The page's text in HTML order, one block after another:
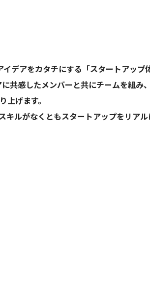
デアをカタチにする「スタートアップ
共感したメンバーと共にチームを組み
げます。
ルがなくともスタートアップをリア